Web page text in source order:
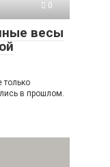
0
весы
только
в прошлом.